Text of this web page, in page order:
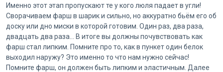
Именно этот этап пропускают те у кого люля падает в угли!
Сворачиваем фарш в шарик и сильно, но аккуратно бьём его об
доску или дно миски в которой готовим. Один раз, два раза,
двадцать два раза... В итоге вы должны почувствовать как
фарш стал липким. Помните про то, как в пункет один белок
выходил наружу? Это именно то что нам нужно сейчас!
Помните фарш, он должен быть липким и эластичным. Далее